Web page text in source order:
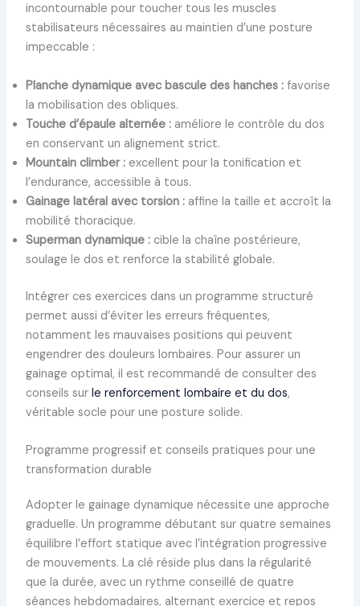
incontournable pour toucher tous les muscles
stabilisateurs nécessaires au maintien d’une posture
impeccable :
Planche dynamique avec bascule des hanches :favorise
la mobilisation des obliques.
Touche d’épaule alternée :améliore le contrôle du dos
en conservant un alignement strict.
Mountain climber :excellent pour la tonification et
l’endurance, accessible à tous.
Gainage latéral avec torsion :affine la taille et accroît la
mobilité thoracique.
Superman dynamique :cible la chaîne postérieure,
soulage le dos et renforce la stabilité globale.
Intégrer ces exercices dans un programme structuré
permet aussi d’éviter les erreurs fréquentes,
notamment les mauvaises positions qui peuvent
engendrer des douleurs lombaires. Pour assurer un
gainage optimal, il est recommandé de consulter des
conseils sur le renforcement lombaire et du dos,
véritable socle pour une posture solide.
Programme progressif et conseils pratiques pour une
transformation durable
Adopter le gainage dynamique nécessite une approche
graduelle. Un programme débutant sur quatre semaines
équilibre l’effort statique avec l’intégration progressive
de mouvements. La clé réside plus dans la régularité
que la durée, avec un rythme conseillé de quatre
séances hebdomadaires, alternant exercice et repos